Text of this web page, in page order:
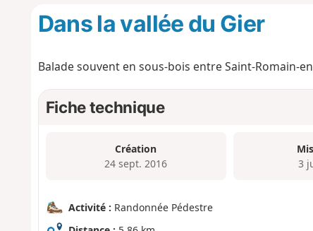
Dans la vallée du Gier
Balade souvent en sous-bois entre Saint-Romain-
Fiche technique
Création
24 sept. 2016
3
Activité : Randonnée Pédestre